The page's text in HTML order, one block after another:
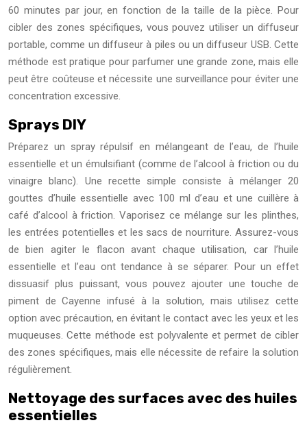
60 minutes par jour, en fonction de la taille de la pièce. Pour
cibler des zones spécifiques, vous pouvez utiliser un diffuseur
portable, comme un diffuseur à piles ou un diffuseur USB. Cette
méthode est pratique pour parfumer une grande zone, mais elle
peut être coûteuse et nécessite une surveillance pour éviter une
concentration excessive.
Sprays DIY
Préparez un spray répulsif en mélangeant de l’eau, de l’huile
essentielle et un émulsifiant (comme de l’alcool à friction ou du
vinaigre blanc). Une recette simple consiste à mélanger 20
gouttes d’huile essentielle avec 100 ml d’eau et une cuillère à
café d’alcool à friction. Vaporisez ce mélange sur les plinthes,
les entrées potentielles et les sacs de nourriture. Assurez-vous
de bien agiter le flacon avant chaque utilisation, car l’huile
essentielle et l’eau ont tendance à se séparer. Pour un effet
dissuasif plus puissant, vous pouvez ajouter une touche de
piment de Cayenne infusé à la solution, mais utilisez cette
option avec précaution, en évitant le contact avec les yeux et les
muqueuses. Cette méthode est polyvalente et permet de cibler
des zones spécifiques, mais elle nécessite de refaire la solution
régulièrement.
Nettoyage des surfaces avec des huiles
essentielles